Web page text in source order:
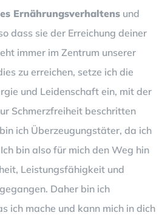
Ernährungsverhaltens und
dass sie der Erreichung deiner
immer im Zentrum unserer
zu erreichen, setze ich die
und Leidenschaft ein, mit der
Schmerzfreiheit beschritten
ich Überzeugungstäter, da ich
bin also für mich den Weg hin
Leistungsfähigkeit und
Daher bin ich
ich mache und kann mich in dich